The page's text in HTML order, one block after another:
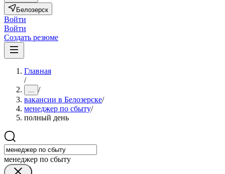
Белозерск
Войти
Войти
Создать резюме
Главная
/
... /
вакансии в Белозерске/
менеджер по сбыту/
полный день
менеджер по сбыту